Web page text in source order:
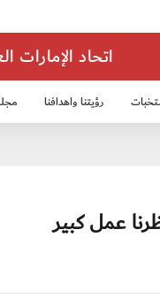
اتحاد الإمارات
رؤيتنا واهدافنا
عمل كبير